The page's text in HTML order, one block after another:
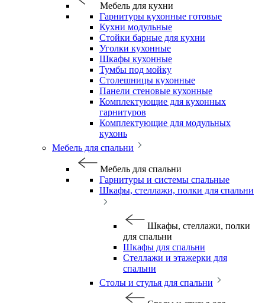
Мебель для кухни
Гарнитуры кухонные готовые
Кухни модульные
Стойки барные для кухни
Уголки кухонные
Шкафы кухонные
Тумбы под мойку
Столешницы кухонные
Панели стеновые кухонные
Комплектующие для кухонных
гарнитуров
Комплектующие для модульных
кухонь
Мебель для спальни
Мебель для спальни
Гарнитуры и системы спальные
Шкафы, стеллажи, полки для спальни
Шкафы, стеллажи, полки
для спальни
Шкафы для спальни
Стеллажи и этажерки для
спальни
Столы и стулья для спальни